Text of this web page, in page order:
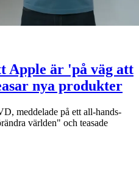
Apple är 'på väg att
nya produkter
meddelade på ett all-hands-
världen" och teasade